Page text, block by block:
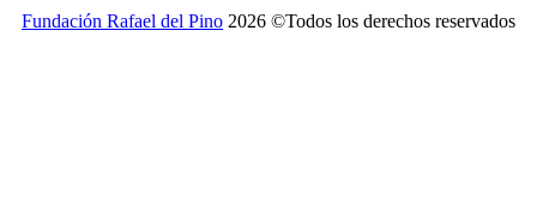
Fundación Rafael del Pino 2026 ©Todos los derechos reservados